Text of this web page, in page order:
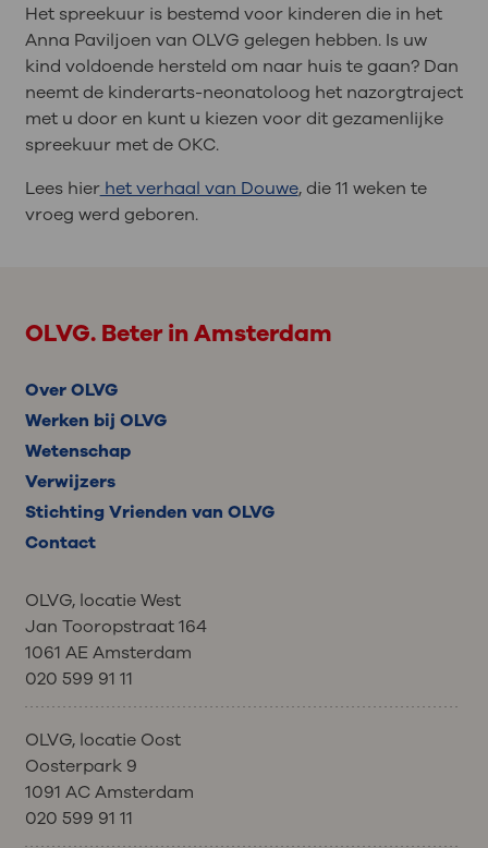
Het spreekuur is bestemd voor kinderen die in het
Anna Paviljoen van OLVG gelegen hebben. Is uw
kind voldoende hersteld om naar huis te gaan? Dan
neemt de kinderarts-neonatoloog het nazorgtraject
met u door en kunt u kiezen voor dit gezamenlijke
spreekuur met de OKC.
Lees hierhet verhaal van Douwe, die 11 weken te
vroeg werd geboren.
OLVG. Beter in Amsterdam
Over OLVG
Werken bij OLVG
Wetenschap
Verwijzers
Stichting Vrienden van OLVG
Contact
OLVG, locatie West
Jan Tooropstraat 164
1061 AE Amsterdam
020 599 91 11
OLVG, locatie Oost
Oosterpark 9
1091 AC Amsterdam
020 599 91 11